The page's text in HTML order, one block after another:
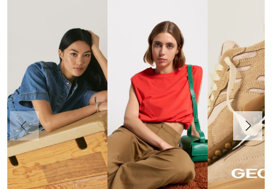
Vorherige Weiter